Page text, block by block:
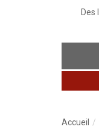
Des
Accueil